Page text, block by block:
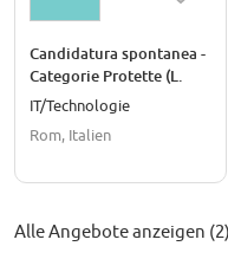
Candidatura spontanea -
Categorie Protette (L.
68/1999 art. 3 e art. 18)
IT/Technologie
Rom, Italien
Alle Angebote anzeigen